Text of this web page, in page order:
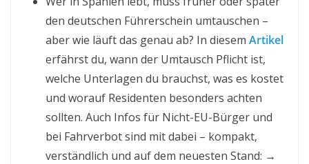
den deutschen Führerschein umtauschen –
aber wie läuft das genau ab? In diesem Artikel
erfährst du, wann der Umtausch Pflicht ist,
welche Unterlagen du brauchst, was es kostet
und worauf Residenten besonders achten
sollten. Auch Infos für Nicht-EU-Bürger und
bei Fahrverbot sind mit dabei – kompakt,
verständlich und auf dem neuesten Stand: →